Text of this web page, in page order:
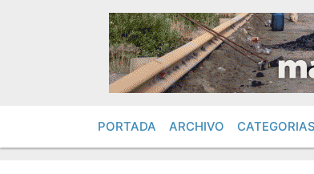
PORTADA ARCHIVO CATEGORIAS